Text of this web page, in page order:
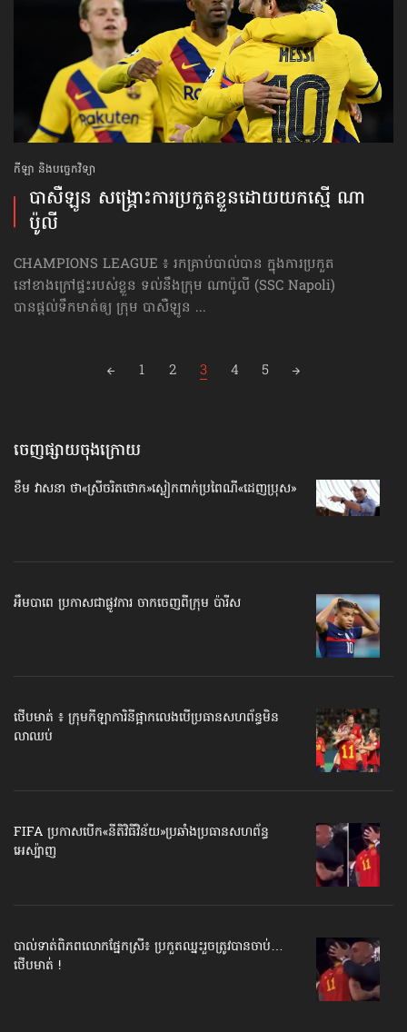
កីឡា និងបច្ចេកវិទ្យា
បាសឺឡូន សង្គ្រោះការប្រកួតខ្លួនដោយយកស្មើ ណា
ប៉ូលី
CHAMPIONS LEAGUE ៖ រកគ្រាប់បាល់បាន ក្នុងការប្រកួត
នៅខាងក្រៅផ្ទះរបស់ខ្លួន ទល់នឹងក្រុម ណាប៉ូលី (SSC Napoli)
បានផ្ដល់ទឹកមាត់ឲ្យ ក្រុម បាសឺឡូន ...
1 2 3 4 5
ចេញផ្សាយចុងក្រោយ
ខឹម វាសនា ថា«ស្រីចរិតថោក»​ស្លៀកពាក់ប្រពៃណី​«ដេញប្រុស»
អឹមបាពេ ប្រកាសជាផ្លូវការ ចាកចេញពីក្រុម ប៉ារីស
ថើបមាត់ ៖ ក្រុមកីឡាការិនី​ផ្អាកលេង​​បើប្រធានសហព័ន្ធ​មិន
លាឈប់
FIFA ប្រកាសបើក​«នីតិវិធីវិន័យ»​ប្រឆាំងប្រធានសហព័ន្ធ​
អេស្ប៉ាញ
បាល់ទាត់​ពិភពលោក​ផ្នែកស្រី៖ ប្រកួតឈ្នះរួច​ត្រូវបានចាប់…
ថើបមាត់ !